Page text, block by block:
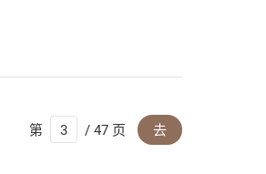
第 / 47 页 去